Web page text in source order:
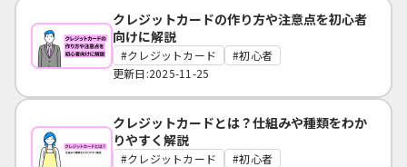
クレジットカードの作り方や注意点を初心者
向けに解説
クレジットカード
初心者
更新日:2025-11-25
クレジットカードとは？仕組みや種類をわか
りやすく解説
クレジットカード
初心者